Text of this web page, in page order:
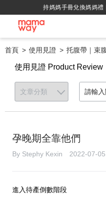
持媽媽手冊兌換媽媽
首頁 使用見證 托腹帶｜束
使用見證 Product Review
孕晚期全靠他們
By Stephy Kexin 2022-07-
進入待產倒數階段